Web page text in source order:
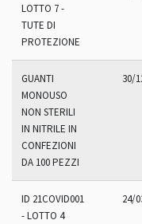
LOTTO 7 -
TUTE DI
PROTEZIONE
GUANTI
MONOUSO
NON STERILI
IN NITRILE IN
CONFEZIONI
DA 100 PEZZI
30/
ID 21COVID001
- LOTTO 4
24/